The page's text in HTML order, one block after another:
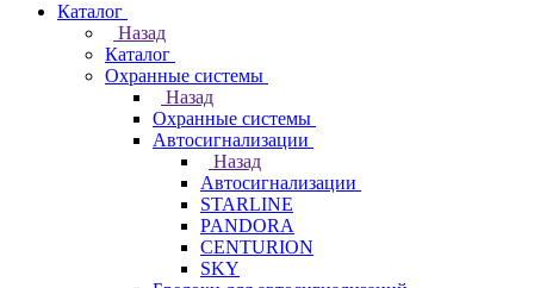
Каталог
Назад
Каталог
Охранные системы
Назад
Охранные системы
Автосигнализации
Назад
Автосигнализации
STARLINE
PANDORA
CENTURION
SKY